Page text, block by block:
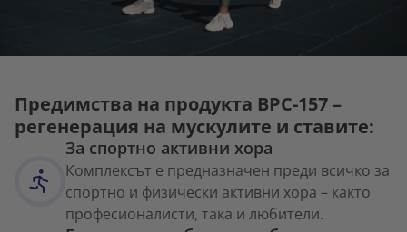
Предимства на продукта BPC-157 –
регенерация на мускулите и ставите:
За спортно активни хора
Комплексът е предназначен преди всичко за
спортно и физически активни хора – както
професионалисти, така и любители.